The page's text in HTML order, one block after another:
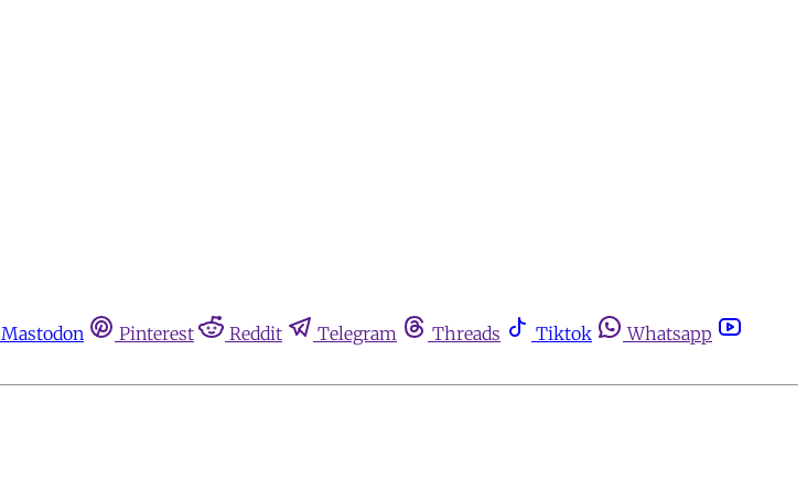
Mastodon Pinterest Reddit Telegram Threads Tiktok
Whatsapp